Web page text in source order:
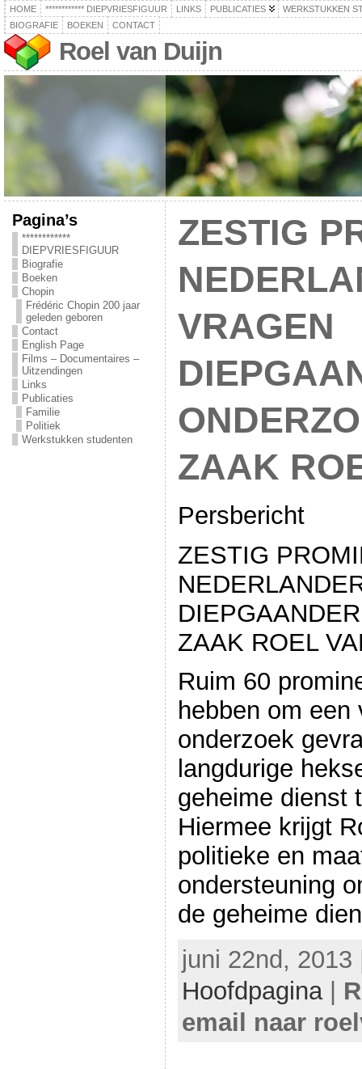
HOME ************ DIEPVRIESFIGUUR LINKS PUBLICATIES
WERKSTUKKEN
BIOGRAFIE
BOEKEN CONTACT
Roel van Duijn
Pagina’s
************
DIEPVRIESFIGUUR
Biografie
Boeken
Chopin
Frédéric Chopin 200 jaar
geleden geboren
Contact
English Page
Films – Documentaires –
Uitzendingen
Links
Publicaties
Familie
Politiek
Werkstukken studenten
ZESTIG
VRAGEN
ZAAK
Persbericht
ZESTIG
ZAAK ROEL
Ruim 60
hebben om een
onderzoek
langdurige
geheime dienst
Hiermee krijgt
politieke en
ondersteuning
de geheime
juni 22nd, 2013
Hoofdpagina|
email naar